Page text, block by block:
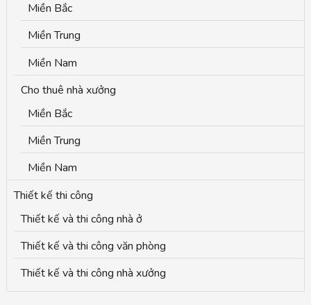
Miền Bắc
Miền Trung
Miền Nam
Cho thuê nhà xưởng
Miền Bắc
Miền Trung
Miền Nam
Thiết kế thi công
Thiết kế và thi công nhà ở
Thiết kế và thi công văn phòng
Thiết kế và thi công nhà xưởng